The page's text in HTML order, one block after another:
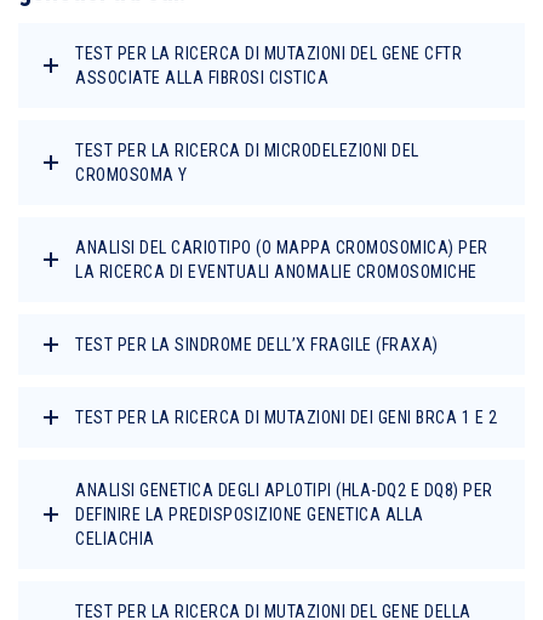
TEST PER LA RICERCA DI MUTAZIONI DEL GENE CFTR
ASSOCIATE ALLA FIBROSI CISTICA
TEST PER LA RICERCA DI MICRODELEZIONI DEL
CROMOSOMA Y
ANALISI DEL CARIOTIPO (O MAPPA CROMOSOMICA) PER
LA RICERCA DI EVENTUALI ANOMALIE CROMOSOMICHE
TEST PER LA SINDROME DELL’X FRAGILE (FRAXA)
TEST PER LA RICERCA DI MUTAZIONI DEI GENI BRCA 1 E 2
ANALISI GENETICA DEGLI APLOTIPI (HLA-DQ2 E DQ8) PER
DEFINIRE LA PREDISPOSIZIONE GENETICA ALLA
CELIACHIA
TEST PER LA RICERCA DI MUTAZIONI DEL GENE DELLA